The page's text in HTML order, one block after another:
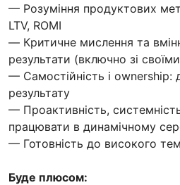
— Розуміння продуктових
LTV, ROMI
— Критичне мислення та
результати (включно зі
— Самостійність і ownership:
результату
— Проактивність, системність
працювати в динамічному
— Готовність до високого
Буде плюсом: